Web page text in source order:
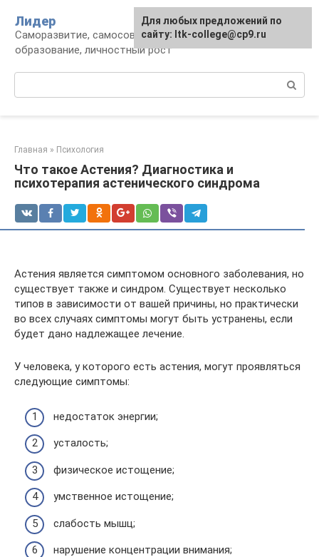
контенту
Лидер
Саморазвитие, самосовершенствование,
образование, личностный рост
Главная » Психология
Что такое Астения? Диагностика и
психотерапия астенического синдрома
Астения является симптомом основного заболевания, но
существует также и синдром. Существует несколько
типов в зависимости от вашей причины, но практически
во всех случаях симптомы могут быть устранены, если
будет дано надлежащее лечение.
У человека, у которого есть астения, могут проявляться
следующие симптомы:
недостаток энергии;
усталость;
физическое истощение;
умственное истощение;
слабость мышц;
нарушение концентрации внимания;
Для любых предложений по
сайту: ltk-college@cp9.ru